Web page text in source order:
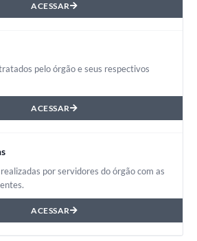
ACESSAR
pelo órgão e seus respectivos
ACESSAR
por servidores do órgão com as
ACESSAR